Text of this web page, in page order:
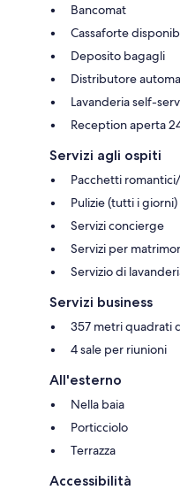
Bancomat
Cassaforte
Deposito bagagli
Distributore
Lavanderia self-
Reception aperta
Servizi agli ospiti
Pacchetti
Pulizie (tutti i giorni)
Servizi concierge
Servizi per
Servizio di
Servizi business
357 metri quadrati
4 sale per riunioni
All'esterno
Nella baia
Porticciolo
Terrazza
Accessibilità